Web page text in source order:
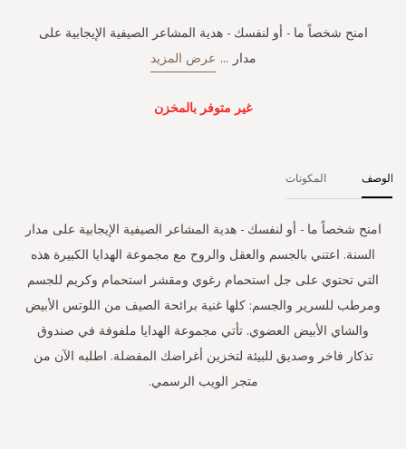
امنح شخصاً ما - أو لنفسك - هدية المشاعر الصيفية الإيجابية على
مدار ... عرض المزيد
غير متوفر بالمخزن
الوصف
امنح شخصاً ما - أو لنفسك - هدية المشاعر الصيفية الإيجابية على مدار
السنة. اعتني بالجسم والعقل والروح مع مجموعة الهدايا الكبيرة هذه
التي تحتوي على جل استحمام رغوي ومقشر استحمام وكريم للجسم
ومرطب للسرير والجسم: كلها غنية برائحة الصيف من اللوتس الأبيض
والشاي الأبيض العضوي. تأتي مجموعة الهدايا ملفوفة في صندوق
تذكار فاخر وصديق للبيئة لتخزين أغراضك المفضلة. اطلبه الآن من
متجر الويب الرسمي.
المكونات